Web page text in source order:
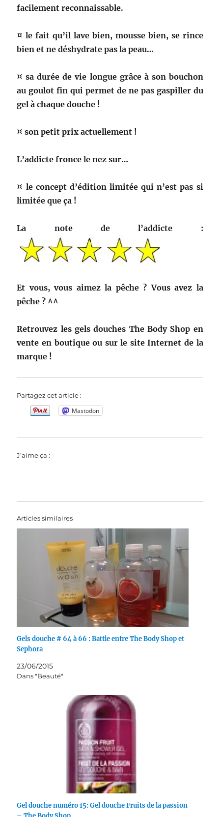
facilement reconnaissable.
¤ le fait qu’il lave bien, mousse bien, se rince
bien et ne déshydrate pas la peau…
¤ sa durée de vie longue grâce à son bouchon
au goulot fin qui permet de ne pas gaspiller du
gel à chaque douche !
¤ son petit prix actuellement !
L’addicte fronce le nez sur…
¤ le concept d’édition limitée qui n’est pas si
limitée que ça !
La note de l’addicte :
Et vous, vous aimez la pêche ? Vous avez la
pêche ? ^^
Retrouvez les gels douches The Body Shop en
vente en boutique ou sur le site Internet de la
marque !
Partagez cet article :
Mastodon
J’aime ça :
Articles similaires
Gels douche # 64 à 66 : Battle entre The Body Shop et
Sephora
23/06/2015
Dans "Beauté"
Gel douche numéro 15: Gel douche Fruits de la passion